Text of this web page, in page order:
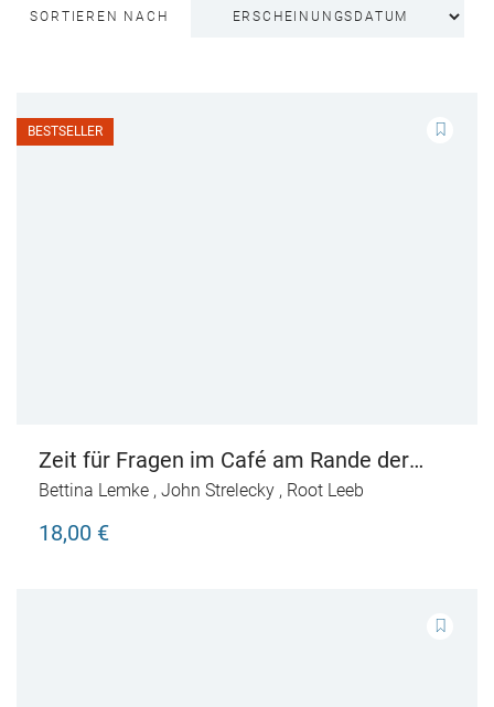
SORTIEREN NACH
BESTSELLER
Zeit für Fragen im Café am Rande der
Welt
Bettina Lemke , John Strelecky , Root Leeb
18,00 €